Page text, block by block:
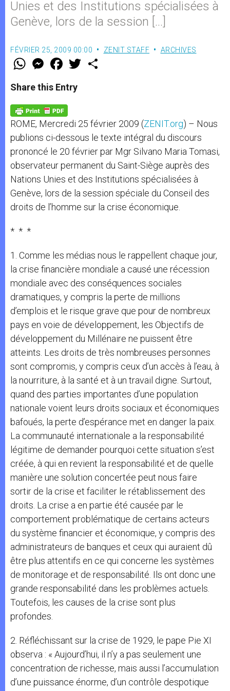
Unies et des Institutions spécialisées à
Genève, lors de la session […]
FÉVRIER 25, 2009 00:00 ZENIT STAFF ARCHIVES
W
t
s
p
p
M
e
s
e
g
e
r
F
a
e
b
o
k
w
Share this Entry
ROME, Mercredi 25 février 2009 (ZENIT.org) – Nous
publions ci-dessous le texte intégral du discours
prononcé le 20 février par Mgr Silvano Maria Tomasi,
observateur permanent du Saint-Siège auprès des
Nations Unies et des Institutions spécialisées à
Genève, lors de la session spéciale du Conseil des
droits de l’homme sur la crise économique.
* * *
1. Comme les médias nous le rappellent chaque jour,
la crise financière mondiale a causé une récession
mondiale avec des conséquences sociales
dramatiques, y compris la perte de millions
d’emplois et le risque grave que pour de nombreux
pays en voie de développement, les Objectifs de
développement du Millénaire ne puissent être
atteints. Les droits de très nombreuses personnes
sont compromis, y compris ceux d’un accès à l’eau, à
la nourriture, à la santé et à un travail digne. Surtout,
quand des parties importantes d’une population
nationale voient leurs droits sociaux et économiques
bafoués, la perte d’espérance met en danger la paix.
La communauté internationale a la responsabilité
légitime de demander pourquoi cette situation s’est
créée, à qui en revient la responsabilité et de quelle
manière une solution concertée peut nous faire
sortir de la crise et faciliter le rétablissement des
droits. La crise a en partie été causée par le
comportement problématique de certains acteurs
du système financier et économique, y compris des
administrateurs de banques et ceux qui auraient dû
être plus attentifs en ce qui concerne les systèmes
de monitorage et de responsabilité. Ils ont donc une
grande responsabilité dans les problèmes actuels.
Toutefois, les causes de la crise sont plus
profondes.
2. Réfléchissant sur la crise de 1929, le pape Pie XI
observa : « Aujourd’hui, il n’y a pas seulement une
concentration de richesse, mais aussi l’accumulation
d’une puissance énorme, d’un contrôle despotique